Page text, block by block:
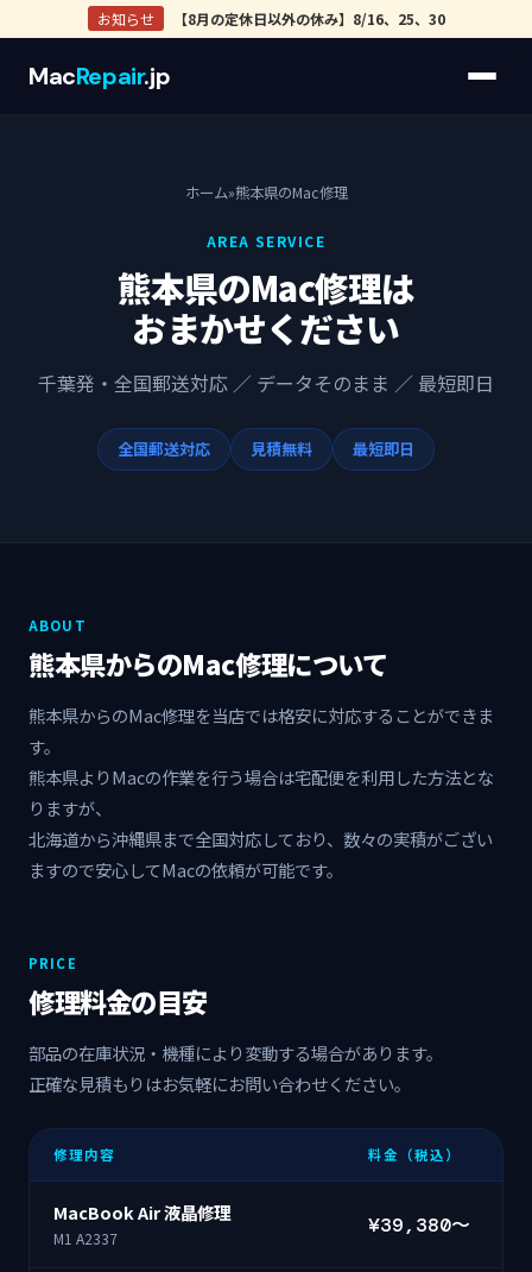
お知らせ 【8月の定休日以外の休み】8/16、25、30
MacRepair.jp
ホーム»熊本県のMac修理
AREA SERVICE
熊本県のMac修理は
おまかせください
千葉発・全国郵送対応 ／ データそのまま ／ 最短即日
全国郵送対応 見積無料 最短即日
ABOUT
熊本県からのMac修理について
熊本県からのMac修理を当店では格安に対応することができま
す。
熊本県よりMacの作業を行う場合は宅配便を利用した方法とな
りますが、
北海道から沖縄県まで全国対応しており、数々の実積がござい
ますので安心してMacの依頼が可能です。
PRICE
修理料金の目安
部品の在庫状況・機種により変動する場合があります。
正確な見積もりはお気軽にお問い合わせください。
修理内容 料金（税込）
MacBook Air 液晶修理
M1 A2337
¥39,380〜